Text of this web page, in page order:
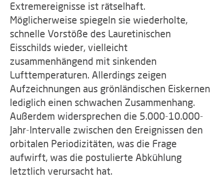
Extremereignisse ist rätselhaft.
Möglicherweise spiegeln sie wiederholte,
schnelle Vorstöße des Lauretinischen
Eisschilds wieder, vielleicht
zusammenhängend mit sinkenden
Lufttemperaturen. Allerdings zeigen
Aufzeichnungen aus grönländischen Eiskernen
lediglich einen schwachen Zusammenhang.
Außerdem widersprechen die 5.000-10.000-
Jahr-Intervalle zwischen den Ereignissen den
orbitalen Periodizitäten, was die Frage
aufwirft, was die postulierte Abkühlung
letztlich verursacht hat.